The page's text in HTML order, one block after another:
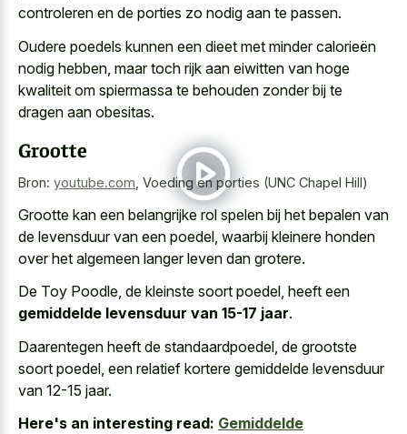
controleren en de porties zo nodig aan te passen.
Oudere poedels kunnen een dieet met minder calorieën
nodig hebben, maar toch rijk aan eiwitten van hoge
kwaliteit om spiermassa te behouden zonder bij te
dragen aan obesitas.
Grootte
Bron: youtube.com Voeding en porties (UNC Chapel Hill)
Grootte kan een belangrijke rol spelen bij het bepalen van
de levensduur van een poedel, waarbij kleinere honden
over het algemeen langer leven dan grotere.
De Toy Poodle, de kleinste soort poedel, heeft een
gemiddelde levensduur van 15-17 jaar.
Daarentegen heeft de standaardpoedel, de grootste
soort poedel, een relatief kortere gemiddelde levensduur
van 12-15 jaar.
Here's an interesting read: Gemiddelde